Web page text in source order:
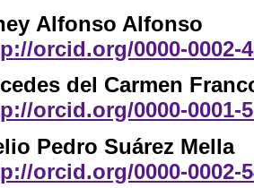
Alfonso Alfonso
orcid.org/0000-0002-
del Carmen
orcid.org/0000-0001-
Pedro Suárez Mella
orcid.org/0000-0002-